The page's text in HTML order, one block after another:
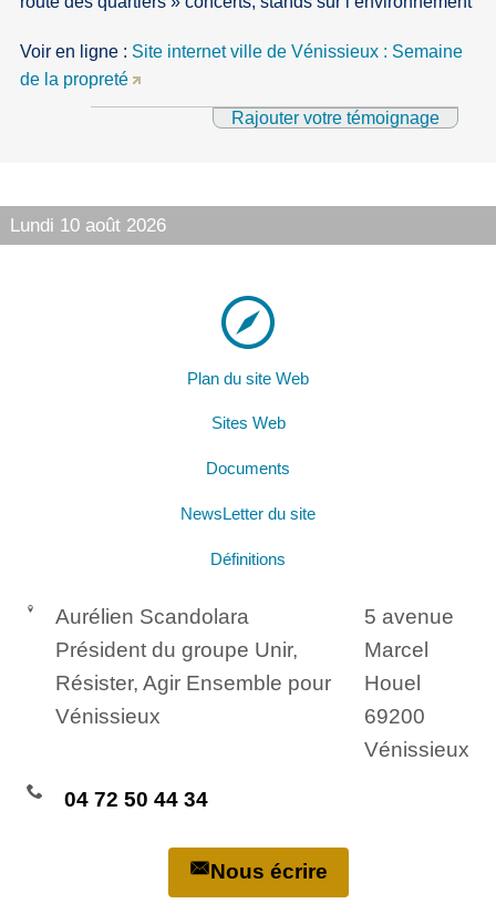
Voir en ligne : Site internet ville de Vénissieux : Semaine
de la propreté
Rajouter votre témoignage
Lundi 10 août 2026
Plan du site Web
Sites Web
Documents
NewsLetter du site
Définitions
Aurélien Scandolara
Président du groupe Unir,
Résister, Agir Ensemble pour
Vénissieux
5 avenue
Marcel
Houel
69200
Vénissieux
04 72 50 44 34
Nous écrire